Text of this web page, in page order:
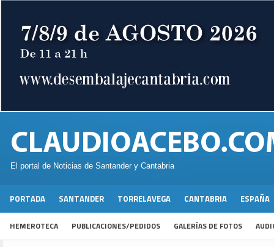
El portal de Noticias de Santander y Cantabria
PORTADA SANTANDER TORRELAVEGA CANTABRIA ESPAÑA
HEMEROTECA PUBLICACIONES/PEDIDOS GALERÍAS DE FOTOS